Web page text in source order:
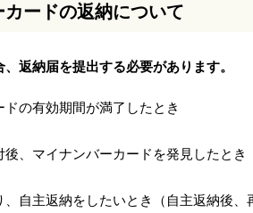
ードの返納について
返納届を提出する必要があります。
ドの有効期間が満了したとき
後、マイナンバーカードを発見したとき
、自主返納をしたいとき（自主返納後